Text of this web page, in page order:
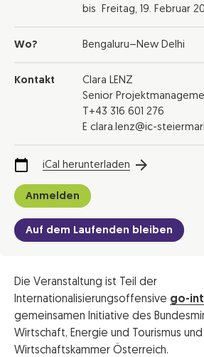
bis Freitag, 19. Februar
Wo? Bengaluru–New Delhi
Kontakt
Clara LENZ
Senior
T+43 316 601 276
E clara.lenz@ic-
iCal herunterladen
Anmelden
Auf dem Laufenden bleiben
Die Veranstaltung ist Teil der
Internationalisierungsoffensive go-
gemeinsamen Initiative des
Wirtschaft, Energie und Tourismus
Wirtschaftskammer Österreich.